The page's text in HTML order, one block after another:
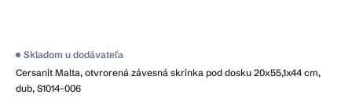
Cersanit Malta, otvrorená závesná skrinka pod dosku 20x55,1x44 cm,
dub, S1014-006
Skladom u dodávateľa